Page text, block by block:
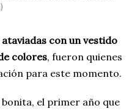
con un vestido
colores, fueron quienes
para este momento.
bonita, el primer año que